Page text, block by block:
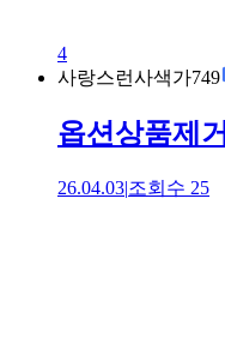
4
사랑스런사색가749
옵션상품제거
26.04.03|조회수 25